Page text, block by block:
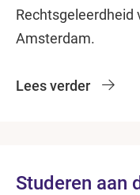
Rechtsgeleerdheid
Amsterdam.
Lees verder
Studeren aan